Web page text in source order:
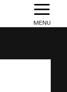
MENU